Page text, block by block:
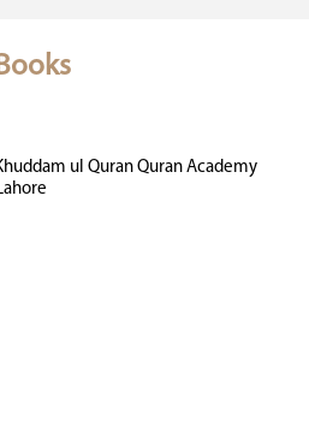
ul Quran Quran Academy